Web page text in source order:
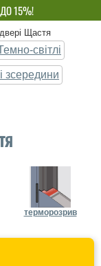
15%!
двері Щастя
світлі
зсередини
терморозрив